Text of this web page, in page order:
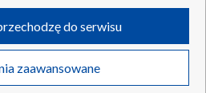
Kanały
Polska S.A. w likwidacji
odwiedzania przez Ciebie
takie jak adresy IP, identyfikatory
zaawansowane
do serwisu